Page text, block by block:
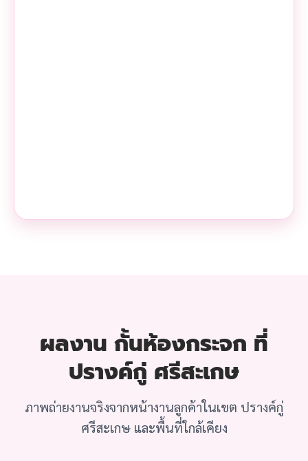
ผลงาน กั้นห้องกระจก ที่
ปรางค์กู่ ศรีสะเกษ
ภาพถ่ายงานจริงจากหน้างานลูกค้าในเขต ปรางค์กู่
ศรีสะเกษ และพื้นที่ใกล้เคียง